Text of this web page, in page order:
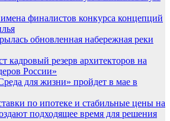
финалистов конкурса концепций
обновленная набережная реки
кадровый резерв архитекторов на
России»
для жизни» пройдет в мае в
по ипотеке и стабильные цены на
подходящее время для решения